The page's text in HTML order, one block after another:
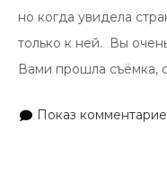
но когда увидела
только к ней.
Вы
Вами прошла съёмка,
Показ